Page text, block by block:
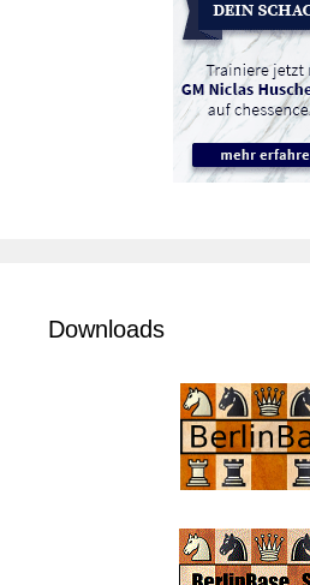
Downloads